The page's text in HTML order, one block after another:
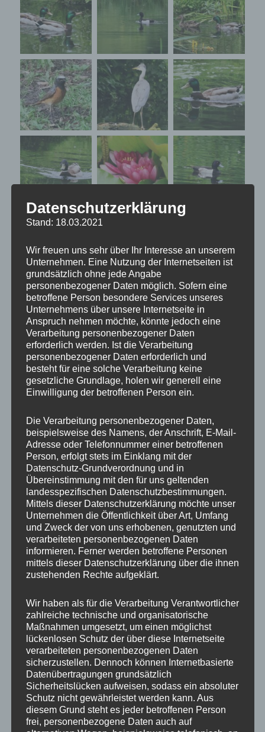
Datenschutzerklärung
Stand: 18.03.2021
Wir freuen uns sehr über Ihr Interesse an unserem
Unternehmen. Eine Nutzung der Internetseiten ist
grundsätzlich ohne jede Angabe
personenbezogener Daten möglich. Sofern eine
betroffene Person besondere Services unseres
Unternehmens über unsere Internetseite in
Anspruch nehmen möchte, könnte jedoch eine
Verarbeitung personenbezogener Daten
erforderlich werden. Ist die Verarbeitung
personenbezogener Daten erforderlich und
besteht für eine solche Verarbeitung keine
gesetzliche Grundlage, holen wir generell eine
Einwilligung der betroffenen Person ein.
Die Verarbeitung personenbezogener Daten,
beispielsweise des Namens, der Anschrift, E-Mail-
Adresse oder Telefonnummer einer betroffenen
Person, erfolgt stets im Einklang mit der
Datenschutz-Grundverordnung und in
Übereinstimmung mit den für uns geltenden
landesspezifischen Datenschutzbestimmungen.
Mittels dieser Datenschutzerklärung möchte unser
Unternehmen die Öffentlichkeit über Art, Umfang
und Zweck der von uns erhobenen, genutzten und
verarbeiteten personenbezogenen Daten
informieren. Ferner werden betroffene Personen
mittels dieser Datenschutzerklärung über die ihnen
zustehenden Rechte aufgeklärt.
Wir haben als für die Verarbeitung Verantwortlicher
zahlreiche technische und organisatorische
Maßnahmen umgesetzt, um einen möglichst
lückenlosen Schutz der über diese Internetseite
verarbeiteten personenbezogenen Daten
sicherzustellen. Dennoch können Internetbasierte
Datenübertragungen grundsätzlich
Sicherheitslücken aufweisen, sodass ein absoluter
Schutz nicht gewährleistet werden kann. Aus
diesem Grund steht es jeder betroffenen Person
frei, personenbezogene Daten auch auf